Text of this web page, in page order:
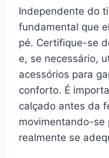
Independente do
fundamental que
pé. Certifique-se
e, se necessário,
acessórios para
conforto. É
calçado antes da
movimentando-se
realmente se